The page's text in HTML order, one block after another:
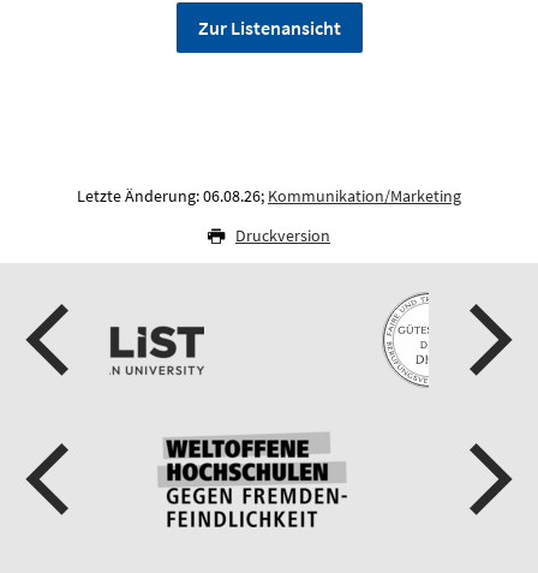
Zur Listenansicht
Letzte Änderung: 06.08.26; Kommunikation/Marketing
Druckversion